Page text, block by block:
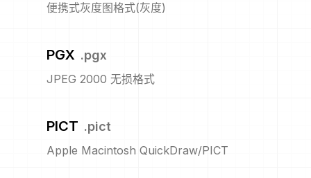
便携式灰度图格式(灰度)
PGX .pgx
JPEG 2000 无损格式
PICT .pict
Apple Macintosh QuickDraw/PICT